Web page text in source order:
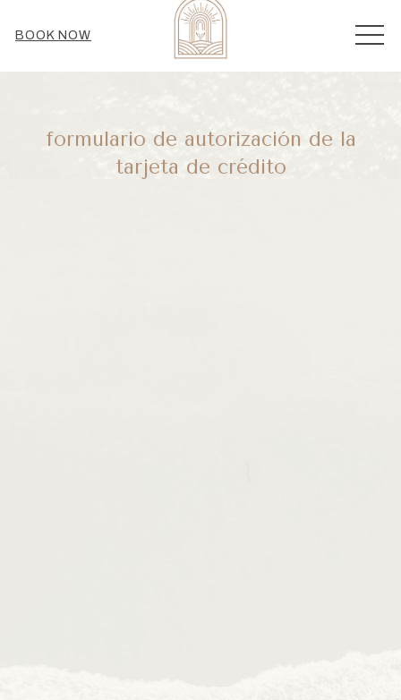
BOOK NOW
formulario de autorización de la
tarjeta de crédito